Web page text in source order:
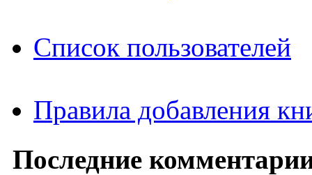
Список пользователей
Правила добавления
Последние